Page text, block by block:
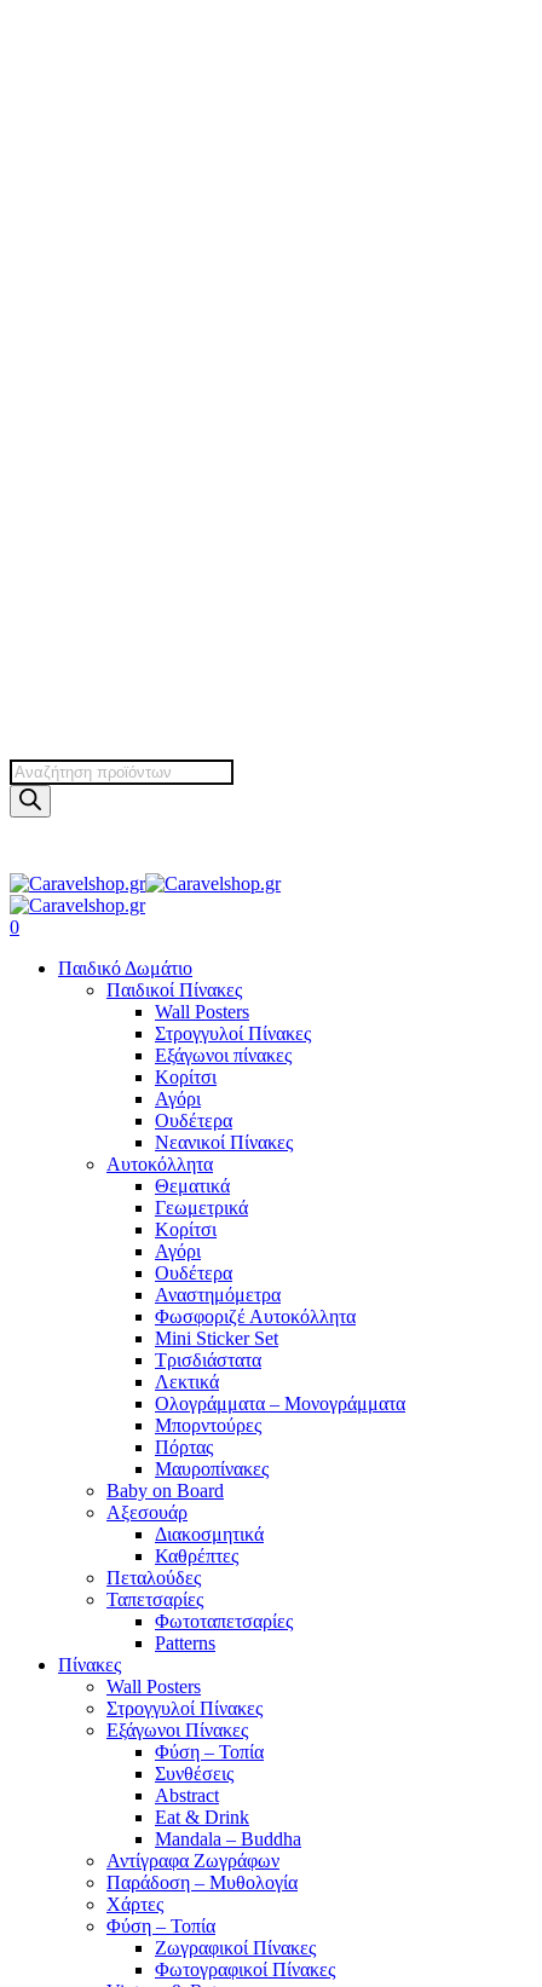
Products
search
search
account
0
Παιδικό Δωμάτιο
Παιδικοί Πίνακες
Wall Posters
Στρογγυλοί Πίνακες
Εξάγωνοι πίνακες
Κορίτσι
Αγόρι
Ουδέτερα
Νεανικοί Πίνακες
Αυτοκόλλητα
Θεματικά
Γεωμετρικά
Κορίτσι
Αγόρι
Ουδέτερα
Αναστημόμετρα
Φωσφοριζέ Αυτοκόλλητα
Mini Sticker Set
Tρισδιάστατα
Λεκτικά
Ολογράμματα – Μονογράμματα
Μπορντούρες
Πόρτας
Μαυροπίνακες
Baby on Board
Αξεσουάρ
Διακοσμητικά
Καθρέπτες
Πεταλούδες
Ταπετσαρίες
Φωτοταπετσαρίες
Patterns
Πίνακες
Wall Posters
Στρογγυλοί Πίνακες
Εξάγωνοι Πίνακες
Φύση – Τοπία
Συνθέσεις
Abstract
Eat & Drink
Mandala – Buddha
Αντίγραφα Ζωγράφων
Παράδοση – Μυθολογία
Χάρτες
Φύση – Τοπία
Ζωγραφικοί Πίνακες
Φωτογραφικοί Πίνακες